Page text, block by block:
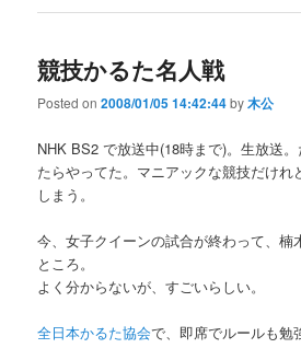
競技かるた名人戦
Posted on2008/01/05 14:42:44by木公
NHK BS2 で放送中(18時まで)。生放送
たらやってた。マニアックな競技だけれ
しまう。
今、女子クイーンの試合が終わって、楠
ところ。
よく分からないが、すごいらしい。
全日本かるた協会で、即席でルールも勉